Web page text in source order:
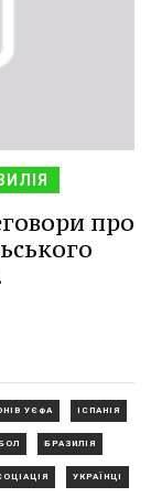
про
УЄФА ІСПАНІЯ
БРАЗИЛІЯ
УКРАЇНЦІ